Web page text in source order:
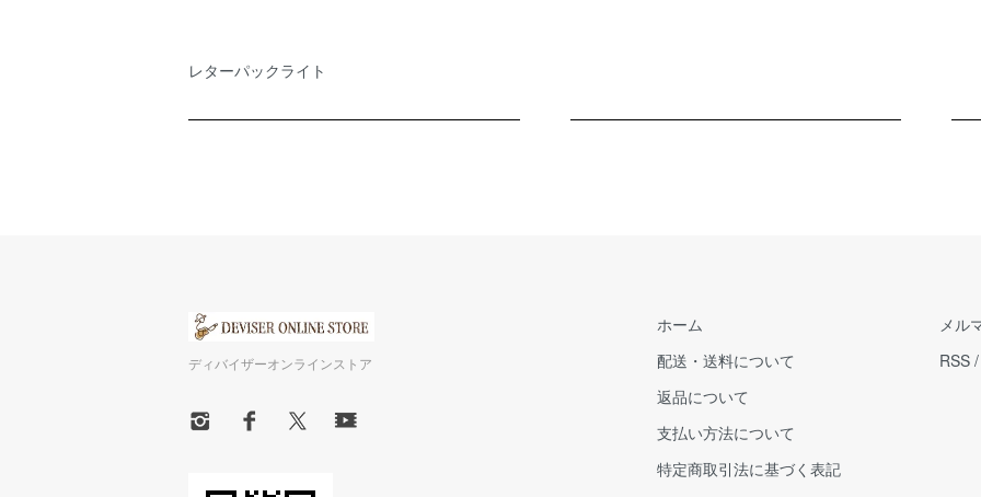
レターパックライト
ディバイザーオンラインストア
ホーム
配送・送料について
返品について
支払い方法について
特定商取引法に基づく表記
メル
RSS /